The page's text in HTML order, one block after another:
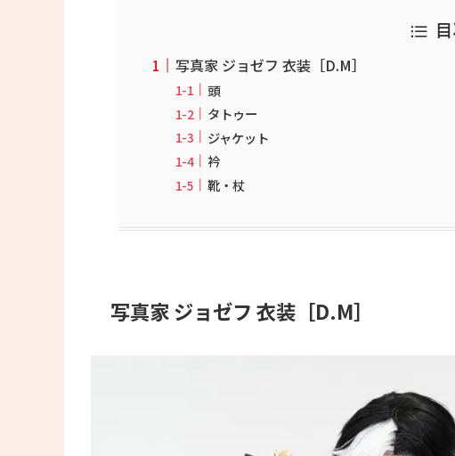
写真家 ジョゼフ 衣装［D.M］
頭
タトゥー
ジャケット
衿
靴・杖
写真家 ジョゼフ 衣装［D.M］